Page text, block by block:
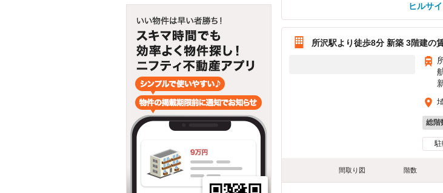
ヒルサ
所沢駅より徒歩8分 新築 3階建の
総階
駐
間取り図 階数